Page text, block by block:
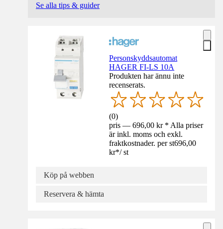
Se alla tips & guider
Personskyddsautomat
HAGER FI-LS 10A
Produkten har ännu inte
recenserats.
(0)
pris — 696,00 kr * Alla priser
är inkl. moms och exkl.
fraktkostnader. per st696,00
kr*/ st
Köp på webben
Reservera & hämta